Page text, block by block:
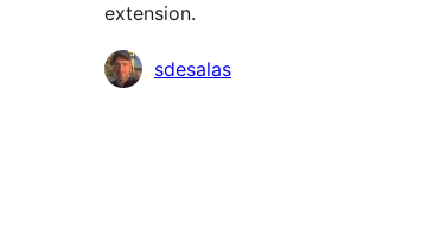
extension.
Contributeurs
sdesalas